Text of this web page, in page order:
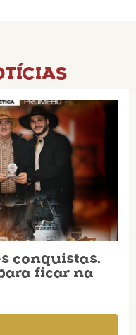
conquistas.
ficar na